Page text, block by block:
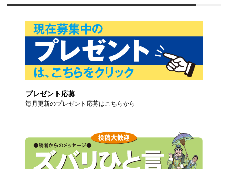
プレゼント応募
毎月更新のプレゼント応募はこちらから